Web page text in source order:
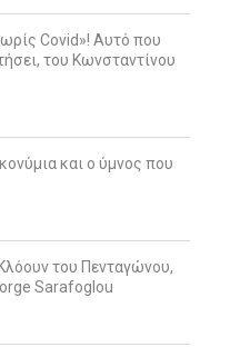
Covid»! Αυτό που
του Κωνσταντίνου
και ο ύμνος που
του Πενταγώνου,
Sarafoglou